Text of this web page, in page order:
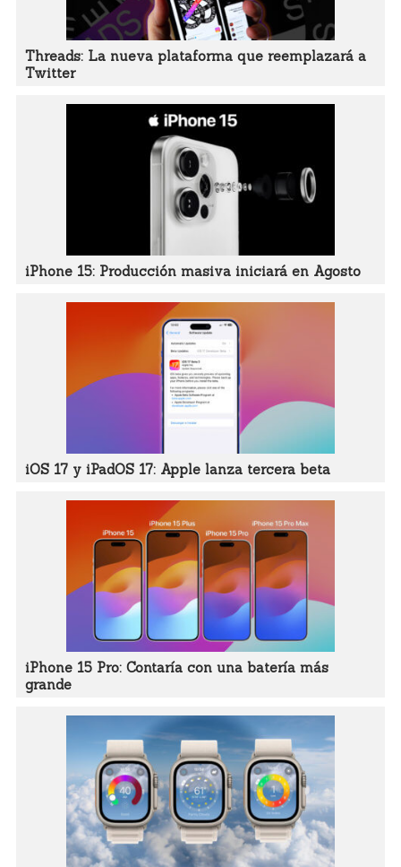
Threads: La nueva plataforma que reemplazará a
Twitter
iPhone 15: Producción masiva iniciará en Agosto
iOS 17 y iPadOS 17: Apple lanza tercera beta
iPhone 15 Pro: Contaría con una batería más
grande